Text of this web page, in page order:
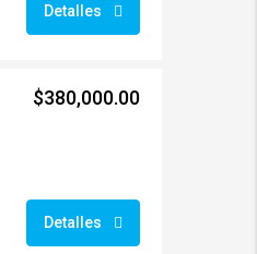
Detalles
$380,000.00
Detalles